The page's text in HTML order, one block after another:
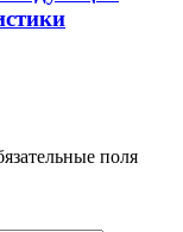
поля